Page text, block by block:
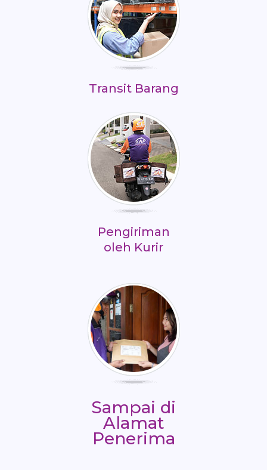
Transit Barang
Pengiriman
oleh Kurir
Sampai di
Alamat
Penerima